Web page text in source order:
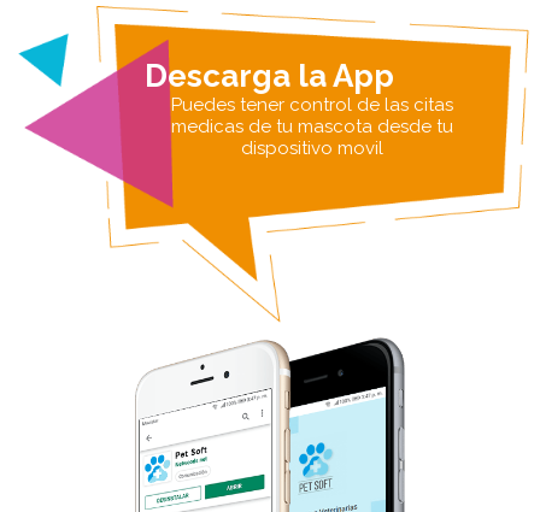
Descarga la App
Puedes tener control de las citas
medicas de tu mascota desde tu
dispositivo movil